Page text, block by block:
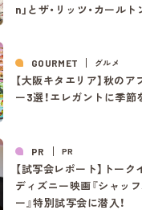
n」とザ・リッツ・カール
GOURMET グルメ
【大阪キタエリア】秋のア
ー3選！エレガントに季
PR PR
【試写会レポート】トー
ディズニー映画『シャッ
ー』特別試写会に潜入！